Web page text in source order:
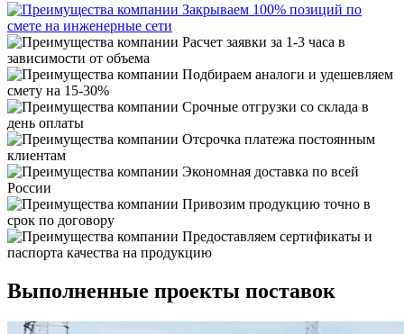
Закрываем 100% позиций по
смете на инженерные сети
Расчет заявки за 1-3 часа в
зависимости от объема
Подбираем аналоги и удешевляем
смету на 15-30%
Срочные отгрузки со склада в
день оплаты
Отсрочка платежа постоянным
клиентам
Экономная доставка по всей
России
Привозим продукцию точно в
срок по договору
Предоставляем сертификаты и
паспорта качества на продукцию
Выполненные проекты поставок